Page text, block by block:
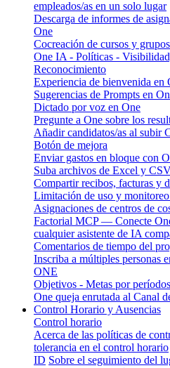
empleados/as en un solo lugar
Descarga de informes de
One
Cocreación de cursos y
One IA - Políticas -
Reconocimiento
Experiencia de bienvenida en
Sugerencias de Prompts en
Dictado por voz en One
Pregunte a One sobre los
Añadir candidatos/as al subir
Botón de mejora
Enviar gastos en bloque con
Suba archivos de Excel y
Compartir recibos, facturas y
Limitación de uso y
Asignaciones de centros de
Factorial MCP — Conecte
cualquier asistente de IA
Comentarios de tiempo del
Inscriba a múltiples personas
ONE
Objetivos - Metas por períodos
One queja enrutada al Canal
Control Horario y Ausencias
Control horario
Acerca de las políticas de
tolerancia en el control horario
ID Sobre el seguimiento del